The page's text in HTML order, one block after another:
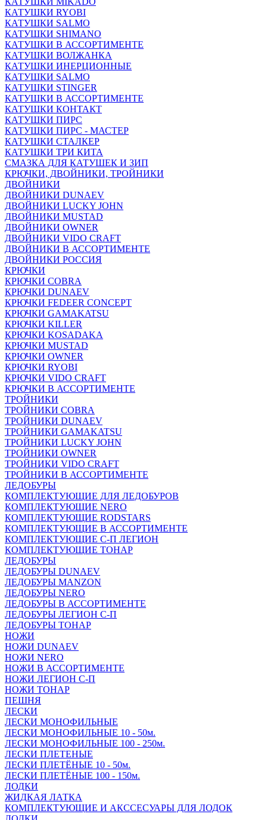
КАТУШКИ RYOBI
КАТУШКИ SALMO
КАТУШКИ SHIMANO
КАТУШКИ В АССОРТИМЕНТЕ
КАТУШКИ ВОЛЖАНКА
КАТУШКИ ИНЕРЦИОННЫЕ
КАТУШКИ SALMO
КАТУШКИ STINGER
КАТУШКИ В АССОРТИМЕНТЕ
КАТУШКИ КОНТАКТ
КАТУШКИ ПИРС
КАТУШКИ ПИРС - МАСТЕР
КАТУШКИ СТАЛКЕР
КАТУШКИ ТРИ КИТА
СМАЗКА ДЛЯ КАТУШЕК И ЗИП
КРЮЧКИ, ДВОЙНИКИ, ТРОЙНИКИ
ДВОЙНИКИ
ДВОЙНИКИ DUNAEV
ДВОЙНИКИ LUCKY JOHN
ДВОЙНИКИ MUSTAD
ДВОЙНИКИ OWNER
ДВОЙНИКИ VIDO CRAFT
ДВОЙНИКИ В АССОРТИМЕНТЕ
ДВОЙНИКИ РОССИЯ
КРЮЧКИ
КРЮЧКИ COBRA
КРЮЧКИ DUNAEV
КРЮЧКИ FEDEER CONCEPT
КРЮЧКИ GAMAKATSU
КРЮЧКИ KILLER
КРЮЧКИ KOSADAKA
КРЮЧКИ MUSTAD
КРЮЧКИ OWNER
КРЮЧКИ RYOBI
КРЮЧКИ VIDO CRAFT
КРЮЧКИ В АССОРТИМЕНТЕ
ТРОЙНИКИ
ТРОЙНИКИ COBRA
ТРОЙНИКИ DUNAEV
ТРОЙНИКИ GAMAKATSU
ТРОЙНИКИ LUCKY JOHN
ТРОЙНИКИ OWNER
ТРОЙНИКИ VIDO CRAFT
ТРОЙНИКИ В АССОРТИМЕНТЕ
ЛЕДОБУРЫ
КОМПЛЕКТУЮЩИЕ ДЛЯ ЛЕДОБУРОВ
КОМПЛЕКТУЮЩИЕ NERO
КОМПЛЕКТУЮЩИЕ RODSTARS
КОМПЛЕКТУЮЩИЕ В АССОРТИМЕНТЕ
КОМПЛЕКТУЮЩИЕ С-П ЛЕГИОН
КОМПЛЕКТУЮЩИЕ ТОНАР
ЛЕДОБУРЫ
ЛЕДОБУРЫ DUNAEV
ЛЕДОБУРЫ MANZON
ЛЕДОБУРЫ NERO
ЛЕДОБУРЫ В АССОРТИМЕНТЕ
ЛЕДОБУРЫ ЛЕГИОН С-П
ЛЕДОБУРЫ ТОНАР
НОЖИ
НОЖИ DUNAEV
НОЖИ NERO
НОЖИ В АССОРТИМЕНТЕ
НОЖИ ЛЕГИОН С-П
НОЖИ ТОНАР
ПЕШНЯ
ЛЕСКИ
ЛЕСКИ МОНОФИЛЬНЫЕ
ЛЕСКИ МОНОФИЛЬНЫЕ 10 - 50м.
ЛЕСКИ МОНОФИЛЬНЫЕ 100 - 250м.
ЛЕСКИ ПЛЕТЕНЫЕ
ЛЕСКИ ПЛЕТЁНЫЕ 10 - 50м.
ЛЕСКИ ПЛЕТЁНЫЕ 100 - 150м.
ЛОДКИ
ЖИДКАЯ ЛАТКА
КОМПЛЕКТУЮЩИЕ И АКССЕСУАРЫ ДЛЯ ЛОДОК